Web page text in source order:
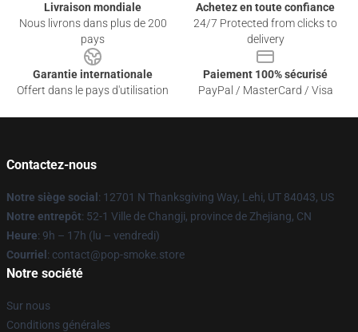
Livraison mondiale
Nous livrons dans plus de 200
pays
Achetez en toute confiance
24/7 Protected from clicks to
delivery
Garantie internationale
Offert dans le pays d'utilisation
Paiement 100% sécurisé
PayPal / MasterCard / Visa
Contactez-nous
Notre siège social : 12701 N Thanksgiving Way, Lehi, UT 84043, US
Notre entrepôt: 52-1 Ville de Changji, province de Zhejiang, CN
Heure: 9h – 17h (lu – vendredi)
Courriel : contact@pop-smoke.store
Notre société
Sur nous
Conditions générales